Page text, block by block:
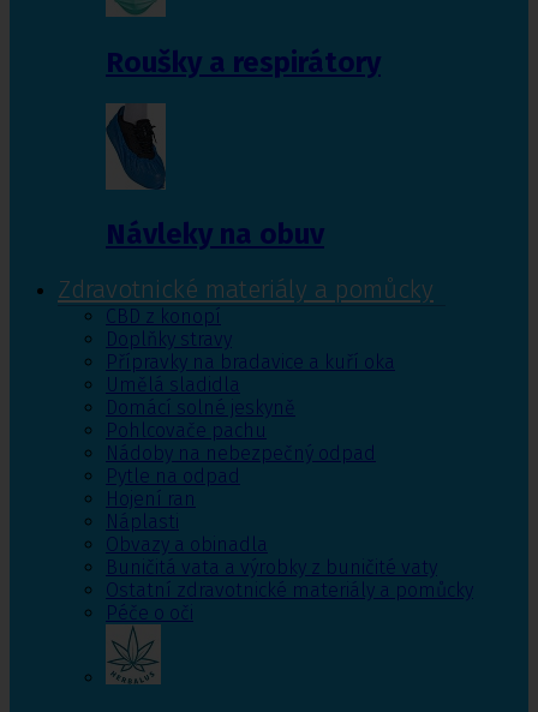
Roušky a respirátory
Návleky na obuv
Zdravotnické materiály a pomůcky
CBD z konopí
Doplňky stravy
Přípravky na bradavice a kuří oka
Umělá sladidla
Domácí solné jeskyně
Pohlcovače pachu
Nádoby na nebezpečný odpad
Pytle na odpad
Hojení ran
Náplasti
Obvazy a obinadla
Buničitá vata a výrobky z buničité vaty
Ostatní zdravotnické materiály a pomůcky
Péče o oči